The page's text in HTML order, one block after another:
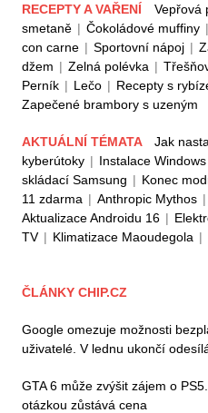
RECEPTY A VAŘENÍ Vepřová
smetaně | Čokoládové muffiny |
con carne | Sportovní nápoj |
džem | Zelná polévka |
Perník | Lečo | Recepty s
Zapečené brambory s uzeným
AKTUÁLNÍ TÉMATA Jak
kyberútoky | Instalace
skládací Samsung | Konec
11 zdarma | Anthropic Mythos |
Aktualizace Androidu 16 |
TV | Klimatizace Maoudegola |
ČLÁNKY CHIP.CZ
Google omezuje možnosti
uživatelé. V lednu ukončí
GTA 6 může zvýšit zájem o
otázkou zůstává cena